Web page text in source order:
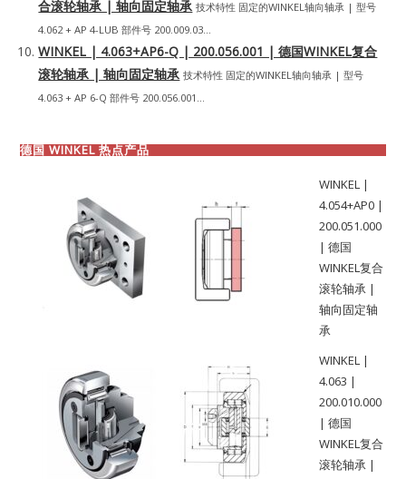
合滚轮轴承 | 轴向固定轴承 技术特性 固定的WINKEL轴向轴承 | 型号
4.062 + AP 4-LUB 部件号 200.009.03...
WINKEL | 4.063+AP6-Q | 200.056.001 | 德国WINKEL复合
滚轮轴承 | 轴向固定轴承 技术特性 固定的WINKEL轴向轴承 | 型号
4.063 + AP 6-Q 部件号 200.056.001...
德国 WINKEL 热点产品
WINKEL |
4.054+AP0 |
200.051.000
| 德国
WINKEL复合
滚轮轴承 |
轴向固定轴
承
WINKEL |
4.063 |
200.010.000
| 德国
WINKEL复合
滚轮轴承 |